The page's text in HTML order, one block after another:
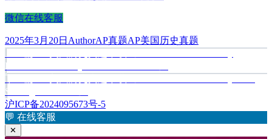
微信在线客服
发
于
2025年3月20日 作
Author分
AP真题标
AP美国历史真题
文
章
导
航
Document-Based Questions 1973–1999》
下一篇
文
章：
Scoring Guidelines》
沪ICP备2024095673号-5
💬 在线客服
✕